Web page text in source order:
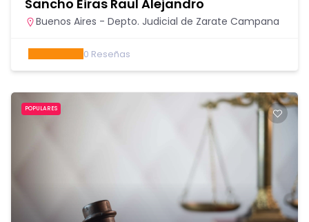
Sancho Eiras Raul Alejandro
Buenos Aires - Depto. Judicial de Zarate Campana
0 Reseñas
POPULARES